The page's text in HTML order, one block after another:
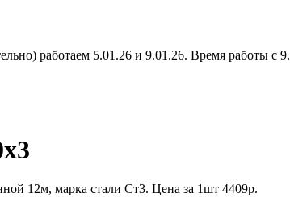
работаем 5.01.26 и 9.01.26. Время работы с
12м, марка стали Ст3. Цена за 1шт 4409р.